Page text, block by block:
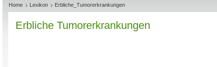
Home Lexikon Erbliche_Tumorerkrankungen
Erbliche Tumorerkrankungen